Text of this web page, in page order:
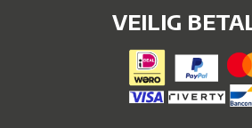
VEILIG